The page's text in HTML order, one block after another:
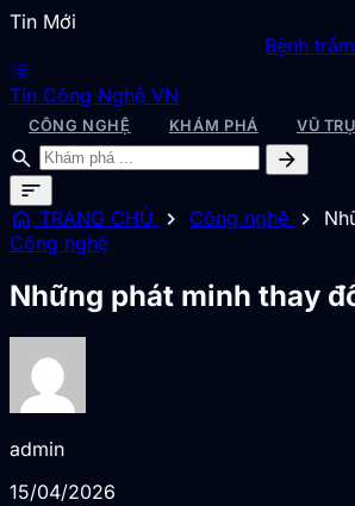
Tin Mới
Bệnh trầm cảm -
blur_on
Tin Công Nghệ VN
CÔNG NGHỆ KHÁM PHÁ VŨ TRỤ
search
arrow_forward
sort
home TRANG CHỦ chevron_right Công nghệ chevron_right
Công nghệ
Những phát minh thay
admin
15/04/2026